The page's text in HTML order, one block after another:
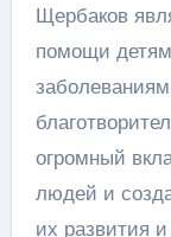
Щербаков
помощи
огромный
людей и
их развития